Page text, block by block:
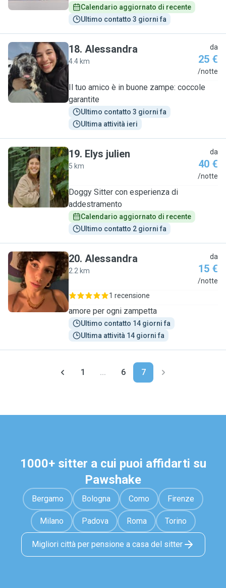
Calendario aggiornato di recente
Ultimo contatto 3 giorni fa
A
18. Alessandra
4.4 km
da
25 €
/notte
Il tuo amico è in buone zampe: coccole
garantite
Ultimo contatto 3 giorni fa
Ultima attività ieri
E
19. Elys julien
5 km
da
40 €
/notte
Doggy Sitter con esperienza di
addestramento
Calendario aggiornato di recente
Ultimo contatto 2 giorni fa
A
20. Alessandra
2.2 km
da
15 €
/notte
1 recensione
amore per ogni zampetta
Ultimo contatto 14 giorni fa
Ultima attività 14 giorni fa
1 ... 6 7
1000+ sitter a cui puoi affidarti su
Pawshake
Bergamo Bologna Como Firenze
Milano Padova Roma Torino
Migliori città per pensione a casa del sitter